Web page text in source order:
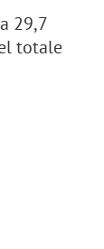
29,7
totale